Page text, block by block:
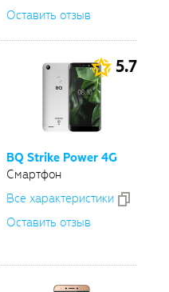
Оставить отзыв
5.7
BQ Strike Power 4G
Смартфон
Все xарактеристики
Оставить отзыв